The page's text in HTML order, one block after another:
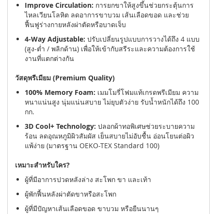
Improve Circulation: การยกขาให้สูงขึ้นช่วยกระตุ้นการ
ไหลเวียนโลหิต ลดอาการขาบวม เส้นเลือดขอด และช่วย
ฟื้นฟูร่างกายหลังผ่าตัดหรือบาดเจ็บ
4-Way Adjustable: ปรับเปลี่ยนรูปแบบการวางได้ถึง 4 แบบ
(สูง-ต่ำ / พลิกด้าน) เพื่อให้เข้ากับสรีระและความต้องการใช้
งานที่แตกต่างกัน
วัสดุพรีเมียม (Premium Quality)
100% Memory Foam: เมมโมรี่โฟมแท้เกรดพรีเมียม ความ
หนาแน่นสูง นุ่มแน่นสบาย ไม่ยุบตัวง่าย รับน้ำหนักได้ถึง 100
กก.
3D Cool+ Technology: ปลอกผ้าทอพิเศษช่วยระบายความ
ร้อน ลดอุณหภูมิผิวสัมผัส เย็นสบายไม่อับชื้น อ่อนโยนต่อผิว
แพ้ง่าย (มาตรฐาน OEKO-TEX Standard 100)
เหมาะสำหรับใคร?
ผู้ที่มีอาการปวดหลังล่าง สะโพก ขา และเท้า
ผู้พักฟื้นหลังผ่าตัดขาหรือสะโพก
ผู้ที่มีปัญหาเส้นเลือดขอด ขาบวม หรือยืนนานๆ